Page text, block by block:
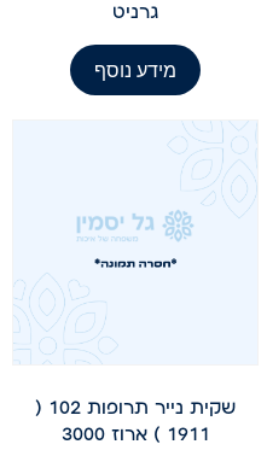
גרניט
מידע נוסף
שקית נייר תרופות 102 (
1911 ) ארוז 3000